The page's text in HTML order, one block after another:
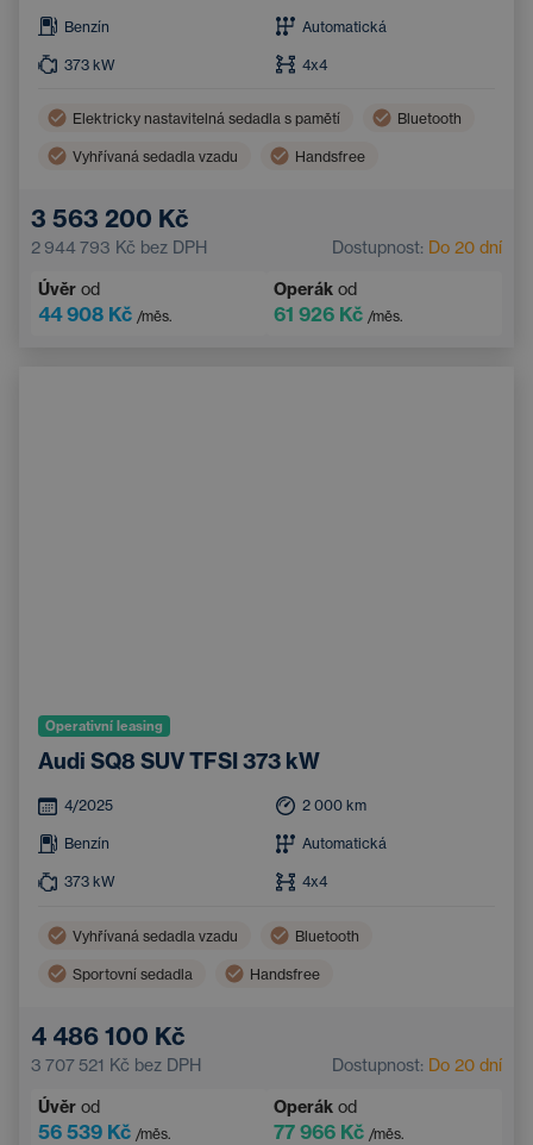
Benzín Automatická
373 kW 4x4
Elektricky nastavitelná sedadla s pamětí Bluetooth
Vyhřívaná sedadla vzadu Handsfree
3 563 200 Kč
2 944 793 Kč bez DPH Dostupnost: Do 20 dní
Úvěr od
44 908 Kč /měs.
Operák od
61 926 Kč /měs.
Operativní leasing
Audi SQ8 SUV TFSI 373 kW
4/2025 2 000 km
Benzín Automatická
373 kW 4x4
Vyhřívaná sedadla vzadu Bluetooth
Sportovní sedadla Handsfree
4 486 100 Kč
3 707 521 Kč bez DPH Dostupnost: Do 20 dní
Úvěr od
56 539 Kč /měs.
Operák od
77 966 Kč /měs.